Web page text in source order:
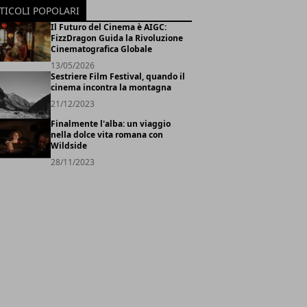
POPOLARI
Il Futuro del Cinema è AIGC:
FizzDragon Guida la Rivoluzione
Cinematografica Globale
13/05/2026
Sestriere Film Festival, quando il
cinema incontra la montagna
21/12/2023
Finalmente l'alba: un viaggio
nella dolce vita romana con
Wildside
28/11/2023